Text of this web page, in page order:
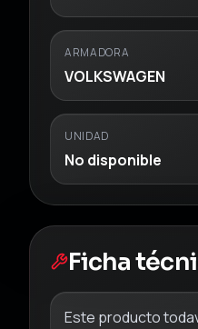
ARMADORA
VOLKSWAGEN
UNIDAD
No disponible
Ficha
Este producto